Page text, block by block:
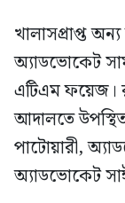
খালাসপ্রাপ্ত
অ্যাডভোকেট
এটিএম ফয়েজ।
আদালতে
পাটোয়ারী,
অ্যাডভোকেট